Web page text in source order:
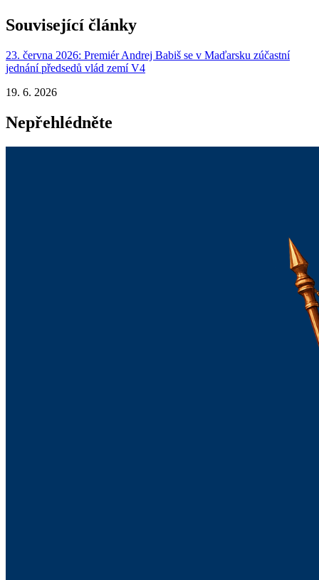
Související články
23. června 2026: Premiér Andrej Babiš se v Maďarsku zúčastní
jednání předsedů vlád zemí V4
19. 6. 2026
Nepřehlédněte